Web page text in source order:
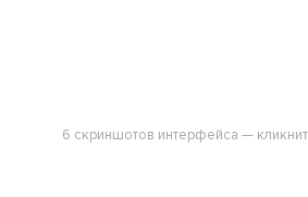
6 скриншотов интерфейса —